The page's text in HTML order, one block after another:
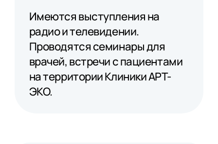
Имеются выступления на
радио и телевидении.
Проводятся семинары для
врачей, встречи с пациентами
на территории Клиники АРТ-
ЭКО.